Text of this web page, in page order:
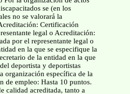
se (en los
no se valorará la
Certificación
legal o Acreditación:
por el representante legal o
en la que se especifique la
de la entidad en la que
deportista y deportistas
organización específica de la
de empleo: Hasta 10 puntos.
calidad acreditada, tanto a